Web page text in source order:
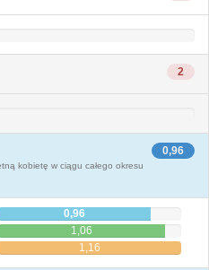
2
0,96
kobietę w ciągu całego okresu
0,96
1,06
1,16